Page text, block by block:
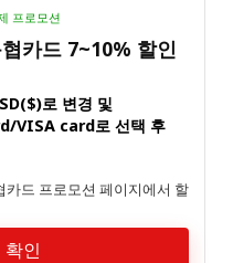
프로모션
카드 7~10% 할인
로 변경 및
VISA card로 선택 후
드 프로모션 페이지에서 할
인